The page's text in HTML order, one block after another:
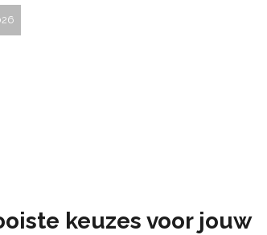
keuzes voor jouw